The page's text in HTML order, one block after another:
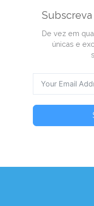
De vez em
únicas e